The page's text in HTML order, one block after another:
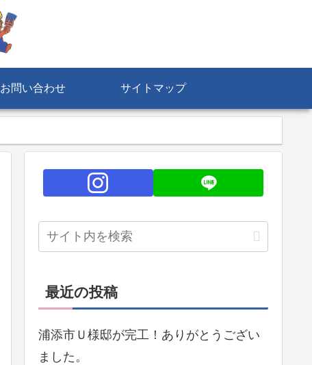
お問い合わせ サイトマップ
最近の投稿
浦添市Ｕ様邸が完工！ありがとうござい
ました。